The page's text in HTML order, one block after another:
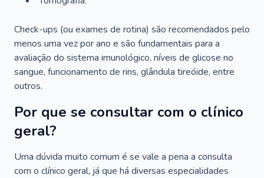
Check-ups (ou exames de rotina) são recomendados pelo
menos uma vez por ano e são fundamentais para a
avaliação do sistema imunológico, níveis de glicose no
sangue, funcionamento de rins, glândula tireóide, entre
outros.
Por que se consultar com o clínico
geral?
Uma dúvida muito comum é se vale a pena a consulta
com o clínico geral, já que há diversas especialidades